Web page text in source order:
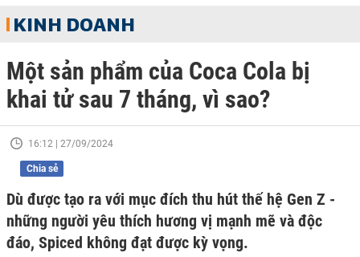
KINH DOANH
Một sản phẩm của Coca Cola bị
khai tử sau 7 tháng, vì sao?
16:12 | 27/09/2024
Chia sẻ
Dù được tạo ra với mục đích thu hút thế hệ Gen Z -
những người yêu thích hương vị mạnh mẽ và độc
đáo, Spiced không đạt được kỳ vọng.